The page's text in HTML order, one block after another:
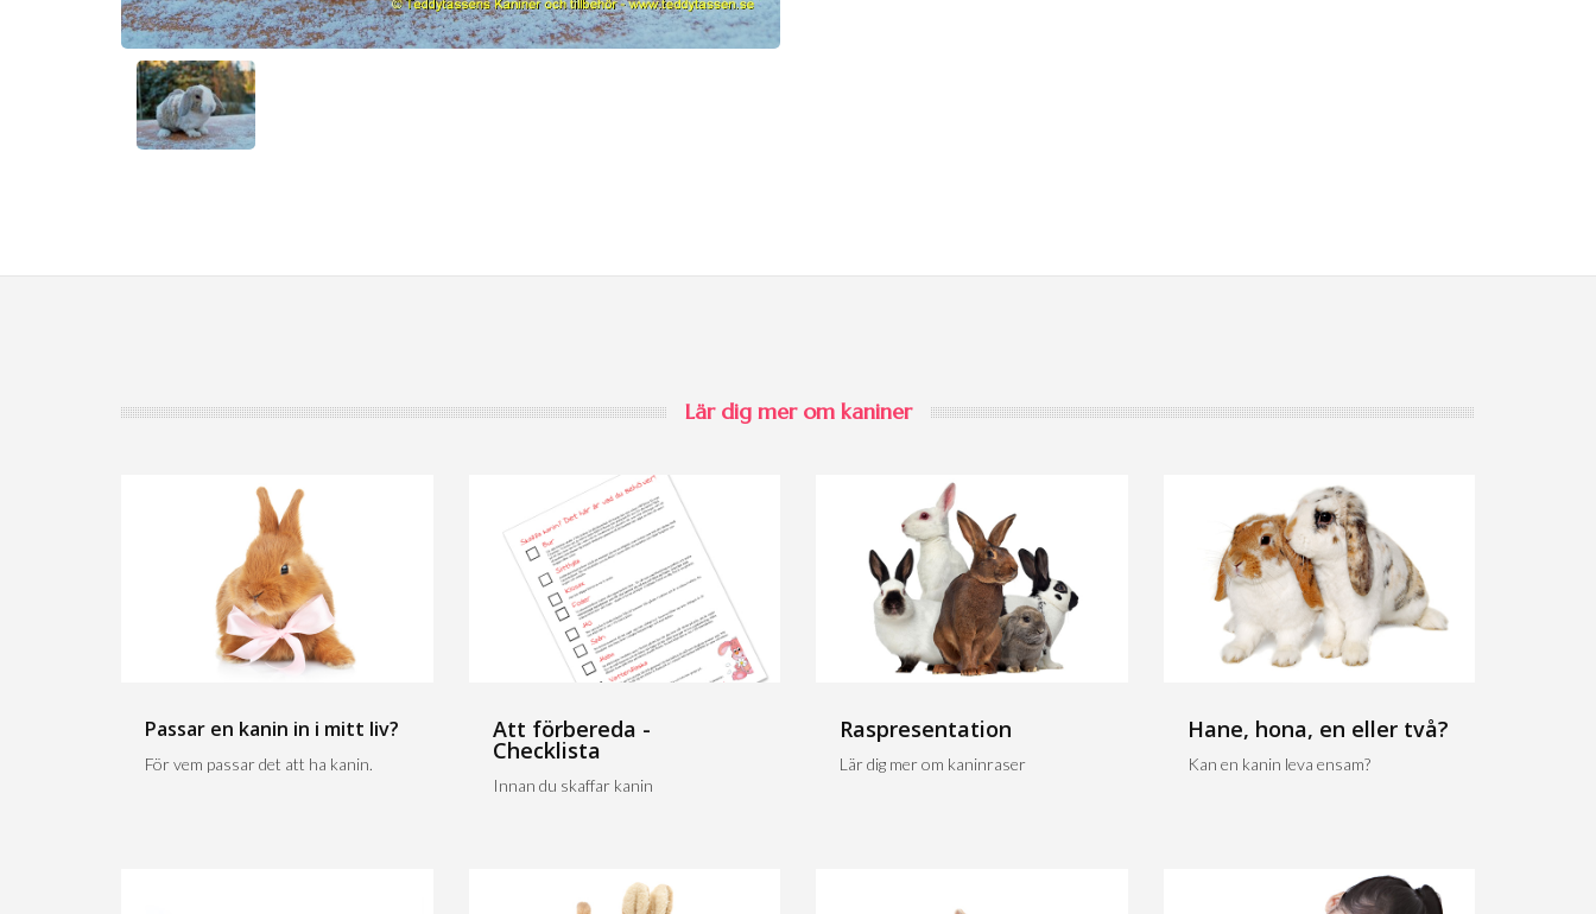
Lär dig mer om kaniner
Passar en kanin in i mitt liv?
För vem passar det att ha kanin.
Att förbereda -
Checklista
Innan du skaffar kanin
Raspresentation
Lär dig mer om kaninraser
Hane, hona, en eller två?
Kan en kanin leva ensam?